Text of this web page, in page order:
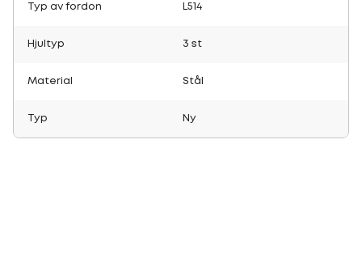
Typ av fordon L514
Hjultyp 3 st
Material Stål
Typ Ny